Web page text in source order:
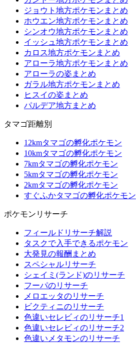
ジョウト地方ポケモンまとめ
ホウエン地方ポケモンまとめ
シンオウ地方ポケモンまとめ
イッシュ地方ポケモンまとめ
カロス地方ポケモンまとめ
アローラ地方ポケモンまとめ
アローラの姿まとめ
ガラル地方ポケモンまとめ
ヒスイの姿まとめ
パルデア地方まとめ
タマゴ距離別
12kmタマゴの孵化ポケモン
10kmタマゴの孵化ポケモン
7kmタマゴの孵化ポケモン
5kmタマゴの孵化ポケモン
2kmタマゴの孵化ポケモン
すぐふかタマゴの孵化ポケモン
ポケモンリサーチ
フィールドリサーチ解説
タスクで入手できるポケモン
大発見の報酬まとめ
スペシャルリサーチ
シェイミ(ランド)のリサーチ
フーパのリサーチ
メロエッタのリサーチ
ビクティニのリサーチ
色違いセレビィのリサーチ1
色違いセレビィのリサーチ2
色違いメタモンのリサーチ